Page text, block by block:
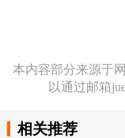
本内容部分来源于
以通过邮箱
相关推荐